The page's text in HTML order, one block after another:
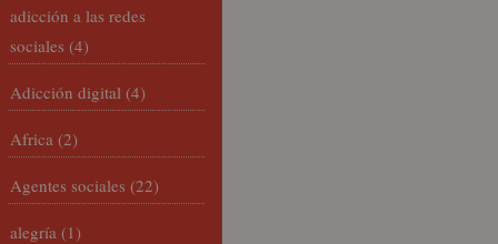
adicción a las redes
sociales (4)
Adicción digital (4)
Africa (2)
Agentes sociales (22)
alegría (1)